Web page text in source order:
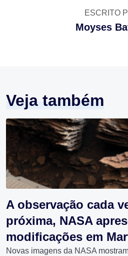
ESCRITO
Moyses
Veja também
A observação cada
próxima, NASA
modificações em
Novas imagens da NASA